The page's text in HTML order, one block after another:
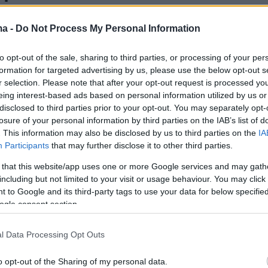
- Do Not Process My Personal Information
opt-out of the sale, sharing to third parties, or processing of your
for targeted advertising by us, please use the below opt-out
selection. Please note that after your opt-out request is processed
interest-based ads based on personal information utilized by us
to third parties prior to your opt-out. You may separately
of your personal information by third parties on the IAB’s list of
This information may also be disclosed by us to third parties on the
Participants that may further disclose it to other third parties.
that this website/app uses one or more Google services and may
but not limited to your visit or usage behaviour. You may
to Google and its third-party tags to use your data for below
consent section.
Data Processing Opt Outs
opt-out of the Sharing of my personal data.
άνεμοι
έως 9 μποφόρ στο ανατολικό Αιγαίο
σε Λαύριο και Αλεξανδρούπολη
τα πλοία στον Πειραιά λόγω
κανονικά τα δρομολόγια από
που επηρεάζονται